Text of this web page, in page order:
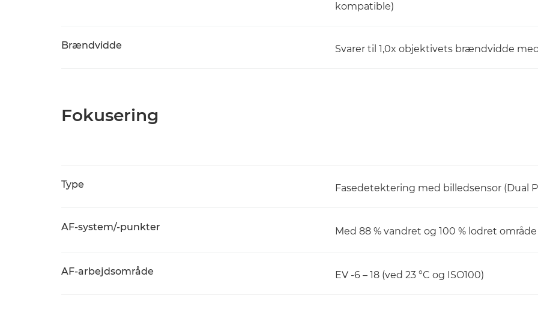
kompatible)
Brændvidde Svarer til 1,0x objektivets brændvidde
Fokusering
Type Fasedetektering med billedsensor (Dual
AF-system/-punkter Med 88 % vandret og 100 % lodret område
AF-arbejdsområde EV -6 – 18 (ved 23 °C og ISO100)